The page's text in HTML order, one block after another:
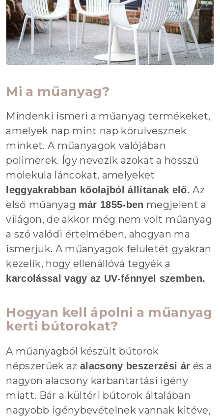
Mi a műanyag?
Mindenki ismeri a műanyag termékeket,
amelyek nap mint nap körülvesznek
minket. A műanyagok valójában
polimerek. Így nevezik azokat a hosszú
molekula láncokat, amelyeket
leggyakrabban kőolajból állítanak elő. Az
első műanyag már 1855-ben megjelent a
világon, de akkor még nem volt műanyag
a szó valódi értelmében, ahogyan ma
ismerjük. A műanyagok felületét gyakran
kezelik, hogy ellenállóvá tegyék a
karcolással vagy az UV-fénnyel szemben.
Hogyan kell ápolni a műanyag
kerti bútorokat?
A műanyagból készült bútorok
népszerűek az alacsony beszerzési ár és a
nagyon alacsony karbantartási igény
miatt. Bár a kültéri bútorok általában
nagyobb igénybevételnek vannak kitéve,